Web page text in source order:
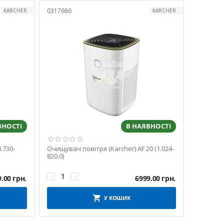
KARCHER
грн.
0317686 KARCHER
В НАЯВНОСТІ
Очищувач повітря (Karcher) AF 20 (1.024-
820.0)
+
− 6999.00 грн.
У КОШИК